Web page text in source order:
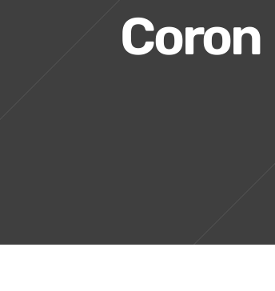
Coron